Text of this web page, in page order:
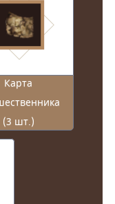
(3 шт.)